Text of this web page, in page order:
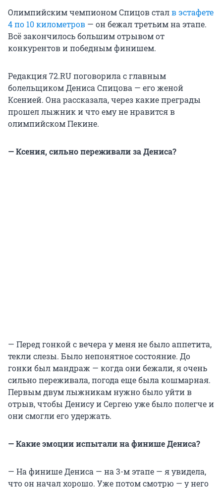
Олимпийским чемпионом Спицов сталв эстафете
4 по 10 километров — он бежал третьим на этапе.
Всё закончилось большим отрывом от
конкурентов и победным финишем.
Редакция 72.RU поговорила с главным
болельщиком Дениса Спицова — его женой
Ксенией. Она рассказала, через какие преграды
прошел лыжник и что ему не нравится в
олимпийском Пекине.
— Ксения, сильно переживали за Дениса?
— Перед гонкой с вечера у меня не было аппетита,
текли слезы. Было непонятное состояние. До
гонки был мандраж — когда они бежали, я очень
сильно переживала, погода еще была кошмарная.
Первым двум лыжникам нужно было уйти в
отрыв, чтобы Денису и Сергею уже было полегче и
они смогли его удержать.
— Какие эмоции испытали на финише Дениса?
— На финише Дениса — на 3-м этапе — я увидела,
что он начал хорошо. Уже потом смотрю — у него